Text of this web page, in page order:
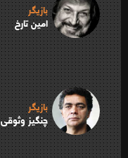
بازیگر
امین تارخ
بازیگر
چنگیز وثوقی